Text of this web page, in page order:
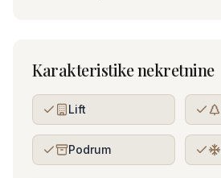
Karakteristike nekretnine
Lift
Podrum